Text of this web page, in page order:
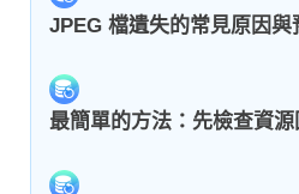
JPEG 檔遺失的常見原因與
最簡單的方法：先檢查資源